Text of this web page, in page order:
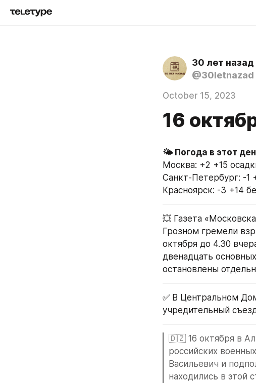
30 лет назад
@30letnazad
October 15, 2023
16
Москва: +2 +15
Санкт-Петербург: -1
Красноярск: -3 +14
💥 Газета
Грозном гремели
октября до 4.30
двенадцать
остановлены
✅ В Центральном
учредительный
🇩🇿 16 октября в
российских
Васильевич и
находились в этой